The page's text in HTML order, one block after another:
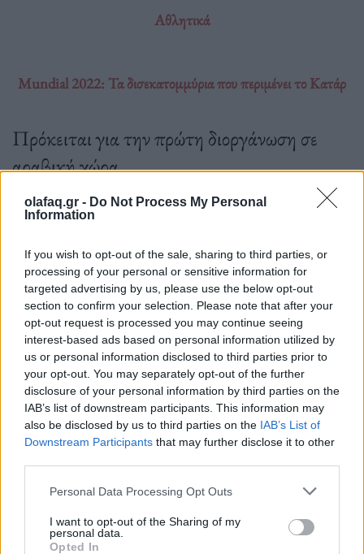
olafaq.gr - Do Not Process My Personal
Information
If you wish to opt-out of the sale, sharing to third parties, or
processing of your personal or sensitive information for
targeted advertising by us, please use the below opt-out
section to confirm your selection. Please note that after your
opt-out request is processed you may continue seeing
interest-based ads based on personal information utilized by
us or personal information disclosed to third parties prior to
your opt-out. You may separately opt-out of the further
disclosure of your personal information by third parties on the
IAB’s list of downstream participants. This information may
also be disclosed by us to third parties on the IAB’s List of
Downstream Participants that may further disclose it to other
Personal Data Processing Opt Outs
I want to opt-out of the Sharing of my
personal data.
Opted In
Αθλητικά
Mundial 2022: Τα δισεκατομμύρια που περιμένει το Κατάρ
Πρόκειται για την πρώτη διοργάνωση σε
αραβική χώρα.